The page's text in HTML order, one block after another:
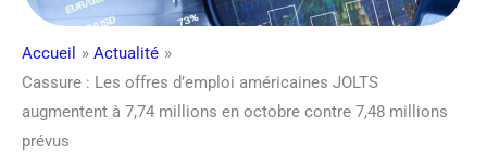
Accueil
Actualité
Cassure : Les offres d’emploi américaines JOLTS
augmentent à 7,74 millions en octobre contre 7,48 millions
prévus